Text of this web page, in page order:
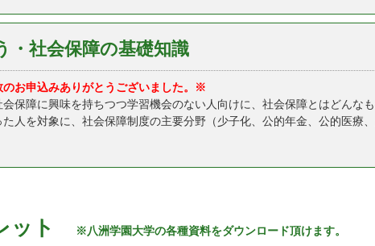
・社会保障の基礎知識
お申込みありがとうございました。※
保障に興味を持ちつつ学習機会のない人向けに、社会保障とはどん
人を対象に、社会保障制度の主要分野（少子化、公的年金、公的医療
ット ※八洲学園大学の各種資料をダウンロード頂けます。